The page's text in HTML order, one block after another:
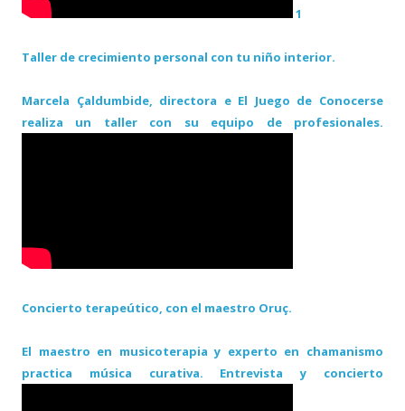
1
Taller de crecimiento personal con tu niño interior.
Marcela Çaldumbide, directora e El Juego de Conocerse
realiza un taller con su equipo de profesionales.
Concierto terapeútico, con el maestro Oruç.
El maestro en musicoterapia y experto en chamanismo
practica música curativa. Entrevista y concierto